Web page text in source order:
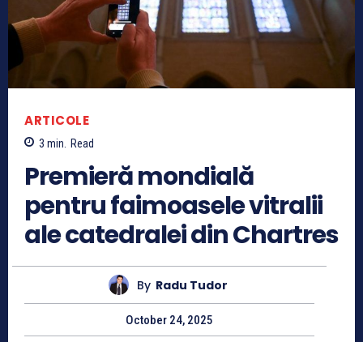
ARTICOLE
3 min. Read
Premieră mondială
pentru faimoasele vitralii
ale catedralei din Chartres
By Radu Tudor
October 24, 2025